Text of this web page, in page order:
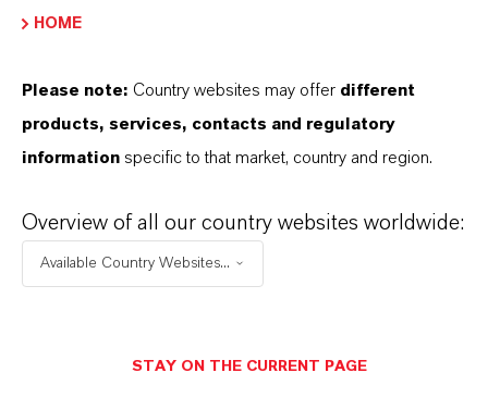
Jarinu
+55 114016-8002
ENVIAR UMA MENSAGEM
HOME
Please note: Country websites may offer different
products, services, contacts and regulatory
information specific to that market, country and region.
Overview of all our country websites worldwide:
Available Country Websites...
STAY ON THE CURRENT PAGE